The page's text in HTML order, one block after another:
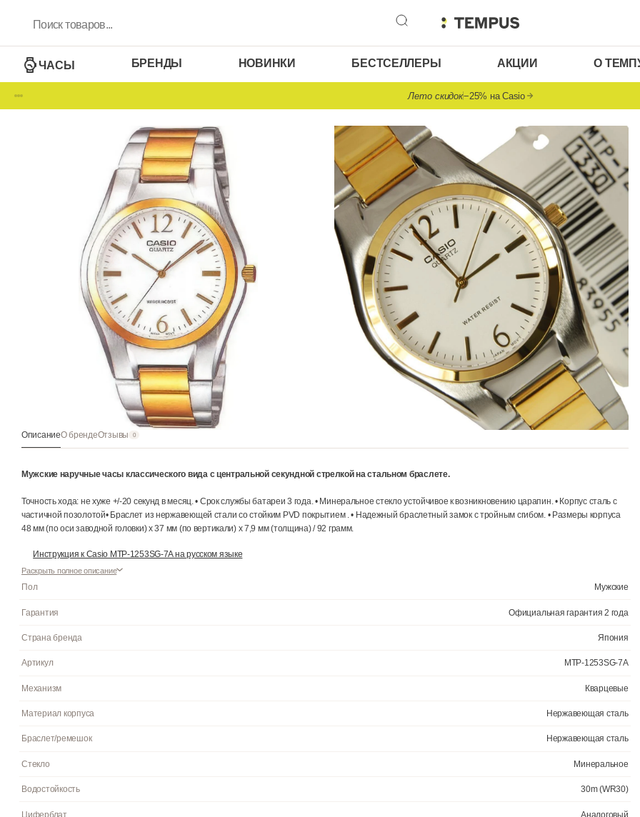
ЧАСЫ БРЕНДЫ НОВИНКИ БЕСТСЕЛЛЕРЫ АКЦИИ О
Лето скидок−25% на Casio
ОписаниеО брендеОтзывы 0
Мужские наручные часы классического вида с центральной секундной стрелкой на стальном браслете.
Точность хода: не хуже +/-20 секунд в месяц. • Срок службы батареи 3 года. • Минеральное стекло устойчивое к возникновению
Пол
Гарантия
Механизм